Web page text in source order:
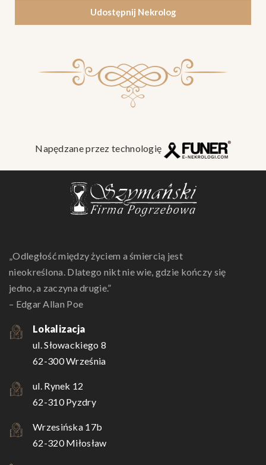
Udostępnij Nekrolog
Napędzane przez technologię
„Odległość między życiem a śmiercią jest
nieokreślona. Dlatego nikt nie wie, gdzie kończy się
jedno, a zaczyna drugie.”
– Edgar Allan Poe
Lokalizacja
ul. Słowackiego 8
62-300 Września
ul. Rynek 12
62-310 Pyzdry
Wrzesińska 17b
62-320 Miłosław